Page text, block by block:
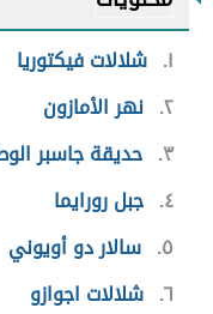
١ شلالات فيكتوريا
٢ نهر الأمازون
٣ حديقة جاسبر
٤ جبل رورايما
٥ سالار دو أويوني
٦ شلالات اجوازو